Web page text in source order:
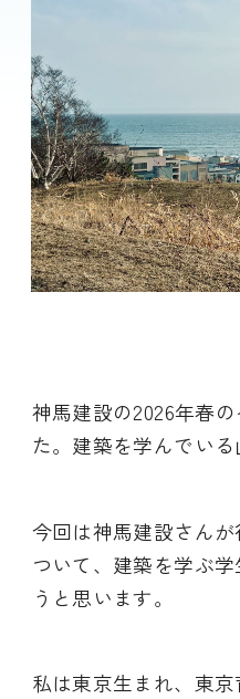
神馬建設の2026年春
た。建築を学んでいる
今回は神馬建設さん
ついて、建築を学ぶ
うと思います。
私は東京生まれ、東